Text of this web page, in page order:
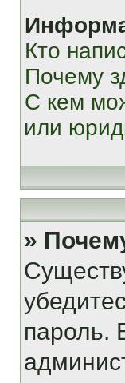
Кто
Почему
С кем
или
»
пароль.